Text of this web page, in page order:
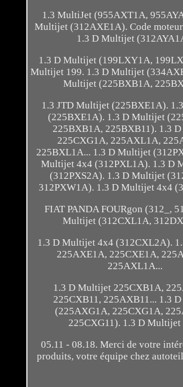
1.3 MultiJet (955AXT1A,
Multijet (312AXE1A). Code
1.3 D Multijet
1.3 D Multijet (199LXY1A,
Multijet 199. 1.3 D Multijet
Multijet (225BXB1A,
1.3 JTD Multijet (225BXE1A).
(225BXE1A). 1.3 D Multijet
225BXB1A, 225BXB11). 1.3
225CXG1A, 225AXL1A,
225BXL1A... 1.3 D Multijet
Multijet 4x4 (312PXL1A). 1.3 D
(312PXS2A). 1.3 D Multijet
312PXW1A). 1.3 D Multijet 4x4
FIAT PANDA FOURgon (312_,
Multijet (312CXL1A,
1.3 D Multijet 4x4 (312CXL2A).
225AXE1A, 225CXE1A,
225AXL1A...
1.3 D Multijet 225CXB1A,
225CXB11, 225AXB11... 1.3
(225AXG1A, 225CXG1A,
225CXG11). 1.3 D Multijet
05.11 - 08.18. Merci de votre
produits, votre équipe chez